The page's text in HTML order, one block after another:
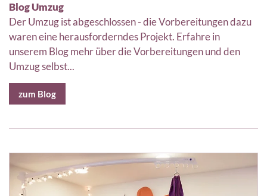
Blog Umzug
Der Umzug ist abgeschlossen - die Vorbereitungen dazu
waren eine herausforderndes Projekt. Erfahre in
unserem Blog mehr über die Vorbereitungen und den
Umzug selbst...
zum Blog